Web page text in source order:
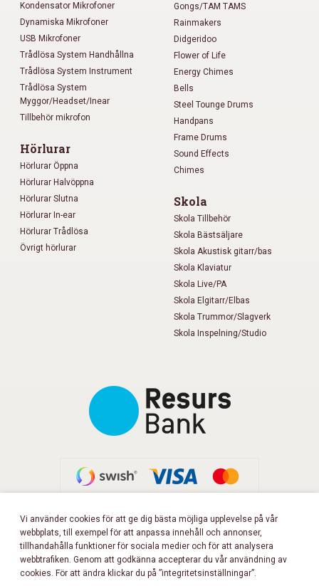
Kondensator Mikrofoner
Dynamiska Mikrofoner
USB Mikrofoner
Trådlösa System Handhållna
Trådlösa System Instrument
Trådlösa System
Myggor/Headset/Inear
Tillbehör mikrofon
Hörlurar
Hörlurar Öppna
Hörlurar Halvöppna
Hörlurar Slutna
Hörlurar In-ear
Hörlurar Trådlösa
Övrigt hörlurar
Gongs/TAM TAMS
Rainmakers
Didgeridoo
Flower of Life
Energy Chimes
Bells
Steel Tounge Drums
Handpans
Frame Drums
Sound Effects
Chimes
Skola
Skola Tillbehör
Skola Bästsäljare
Skola Akustisk gitarr/bas
Skola Klaviatur
Skola Live/PA
Skola Elgitarr/Elbas
Skola Trummor/Slagverk
Skola Inspelning/Studio
FÖLJ OSS PÅ FACEBOOK!
Vi använder cookies för att ge dig bästa möjliga upplevelse på vår
webbplats, till exempel för att anpassa innehåll och annonser,
tillhandahålla funktioner för sociala medier och för att analysera
webbtrafiken. Genom att godkänna accepterar du vår användning av
cookies. För att ändra klickar du på ”integritetsinställningar”.